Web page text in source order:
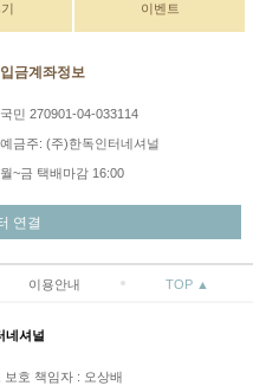
이벤트
입금계좌정보
국민 270901-04-033114
예금주: (주)한독인터네셔널
월~금 택배마감 16:00
연결
이용안내 TOP ▲
네셔널
호 책임자 : 오상배